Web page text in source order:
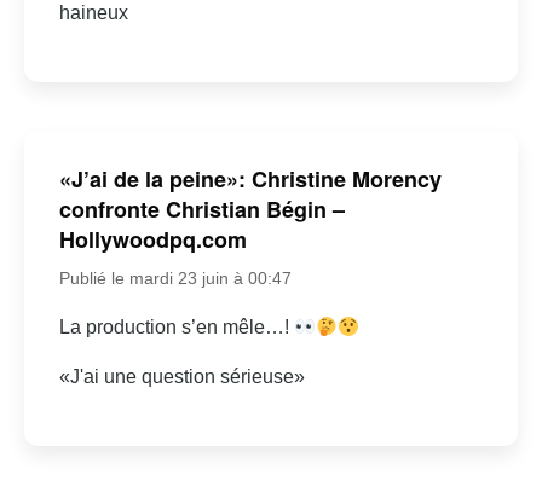
haineux
«J’ai de la peine»: Christine Morency
confronte Christian Bégin –
Hollywoodpq.com
Publié le mardi 23 juin à 00:47
La production s’en mêle…!
«J'ai une question sérieuse»